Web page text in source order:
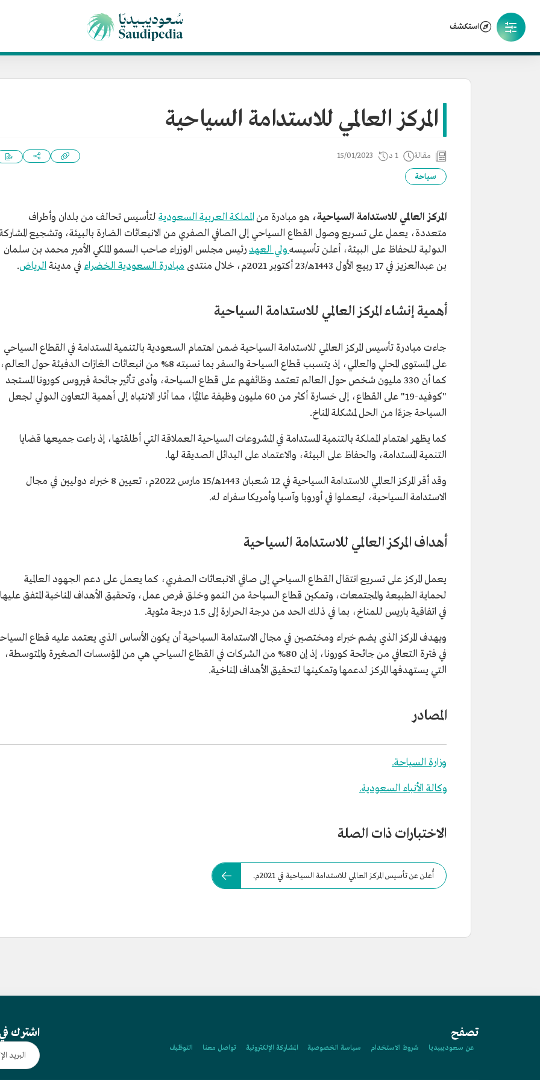
استكشف
المركز العالمي للاستدامة السياحية
مقالة 1 د 15/01/2023
سياحة
المركز العالمي للاستدامة السياحية، هو مبادرة منالمملكة العربية السعودية لتأسيس تحالف من بلدان وأطراف
متعددة، يعمل على تسريع وصول القطاع السياحي إلى الصافي الصفري من الانبعاثات الضارة بالبيئة، وتشجيع
الدولية للحفاظ على البيئة، أعلن تأسيسهولي العهد رئيس مجلس الوزراء صاحب السمو الملكي الأمير محمد بن سلمان
بن عبدالعزيز في 17 ربيع الأول 1443هـ/23 أكتوبر 2021م، خلال منتدى
مبادرة السعودية الخضراء في مدينة الرياض.
أهمية إنشاء المركز العالمي للاستدامة السياحية
جاءت مبادرة تأسيس المركز العالمي للاستدامة السياحية ضمن اهتمام السعودية بالتنمية المستدامة في القطاع السياحي
على المستوى المحلي والعالمي، إذ يتسبب قطاع السياحة والسفر بما نسبته 8% من انبعاثات الغازات الدفيئة حول العالم،
كما أن 330 مليون شخص حول العالم تعتمد وظائفهم على قطاع السياحة، وأدى تأثير جائحة فيروس كورونا المستجد
"كوفيد-19" على القطاع، إلى خسارة أكثر من 60 مليون وظيفة عالميًّا، مما أثار الانتباه إلى أهمية التعاون الدولي لجعل
السياحة جزءًا من الحل لمشكلة المناخ.
كما يظهر اهتمام المملكة بالتنمية المستدامة في المشروعات السياحية العملاقة التي أطلقتها، إذ راعت جميعها قضايا
التنمية المستدامة، والحفاظ على البيئة، والاعتماد على البدائل الصديقة لها.
وقد أقر المركز العالمي للاستدامة السياحية في 12 شعبان 1443هـ/15 مارس 2022م، تعيين 8 خبراء دوليين في مجال
الاستدامة السياحية، ليعملوا في أوروبا وآسيا وأمريكا سفراء له.
أهداف المركز العالمي للاستدامة السياحية
يعمل المركز على تسريع انتقال القطاع السياحي إلى صافي الانبعاثات الصفري، كما يعمل على دعم الجهود العالمية
لحماية الطبيعة والمجتمعات، وتمكين قطاع السياحة من النمو وخلق فرص عمل، وتحقيق الأهداف المناخية المتفق عليها
في اتفاقية باريس للمناخ، بما في ذلك الحد من درجة الحرارة إلى 1.5 درجة مئوية.
ويهدف المركز الذي يضم خبراء ومختصين في مجال الاستدامة السياحية أن يكون الأساس الذي يعتمد عليه قطاع
في فترة التعافي من جائحة كورونا، إذ إن 80% من الشركات في القطاع السياحي هي من المؤسسات الصغيرة والمتوسطة،
التي يستهدفها المركز لدعمها وتمكينها لتحقيق الأهداف المناخية.
المصادر
وزارة السياحة.
وكالة الأنباء السعودية.
الاختبارات ذات الصلة
أُعلن عن تأسيس المركز العالمي للاستدامة السياحية في 2021م.
تصفح
عن سعوديبيديا شروط الاستخدام سياسة الخصوصية المشاركة الإلكترونية تواصل معنا التوظيف
اشترك